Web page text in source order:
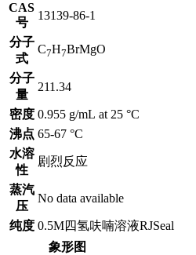
CAS
号
13139-86-1
分子
式
C7H7BrMgO
分子
量
211.34
密度 0.955 g/mL at 25 °C
沸点 65-67 °C
水溶
性
剧烈反应
蒸汽
压
No data available
纯度 0.5M四氢呋喃溶液RJSeal
象形图